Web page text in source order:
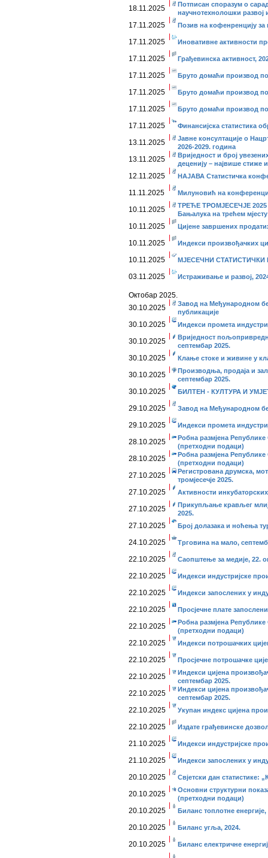
18.11.2025
Потписан споразум о
научнотехнолошки
17.11.2025 Позив на кофенренцију за
17.11.2025 Иновативне активности
17.11.2025 Грађевинска активност,
17.11.2025 Бруто домаћи производ
17.11.2025 Бруто домаћи производ
17.11.2025 Бруто домаћи производ
17.11.2025 Финансијска статистика
13.11.2025
Јавне консултације о
2026-2029. година
13.11.2025
Вриједност и број
деценију – највише стиже
12.11.2025 НАЈАВА Статистичка
11.11.2025 Милуновић на
10.11.2025
ТРЕЋЕ ТРОМЈЕСЕЧЈЕ 2025
Бањалука на трећем мјесту
10.11.2025 Цијене завршених
10.11.2025 Индекси произвођачких
10.11.2025 МЈЕСЕЧНИ СТАТИСТИЧКИ
03.11.2025 Истраживање и развој,
Октобар 2025.
30.10.2025
Завод на Међународном
публикације
30.10.2025 Индекси промета
30.10.2025
Вриједност
септембар 2025.
30.10.2025 Клање стоке и живине у
30.10.2025
Производња, продаја и
септембар 2025.
30.10.2025 БИЛТЕН - КУЛТУРА И
29.10.2025 Завод на Међународном
29.10.2025 Индекси промета
28.10.2025
Робна размјена
(претходни подаци)
28.10.2025
Робна размјена
(претходни подаци)
27.10.2025
Регистрована друмска,
тромјесечје 2025.
27.10.2025 Активности
27.10.2025
Прикупљање крављег
2025.
27.10.2025 Број долазака и ноћења
24.10.2025 Трговина на мало,
22.10.2025 Саопштење за медије, 22.
22.10.2025 Индекси индустријске
22.10.2025 Индекси запослених у
22.10.2025 Просјечне плате
22.10.2025
Робна размјена
(претходни подаци)
22.10.2025 Индекси потрошачких
22.10.2025 Просјечне потрошачке
22.10.2025
Индекси цијена
септембар 2025.
22.10.2025
Индекси цијена
септембар 2025.
22.10.2025 Укупан индекс цијена
22.10.2025 Издате грађевинске
21.10.2025 Индекси индустријске
21.10.2025 Индекси запослених у
20.10.2025 Свјетски дан статистике:
20.10.2025
Основни структурни
(претходни подаци)
20.10.2025 Биланс топлотне енергије,
20.10.2025 Биланс угља, 2024.
20.10.2025 Биланс електричне